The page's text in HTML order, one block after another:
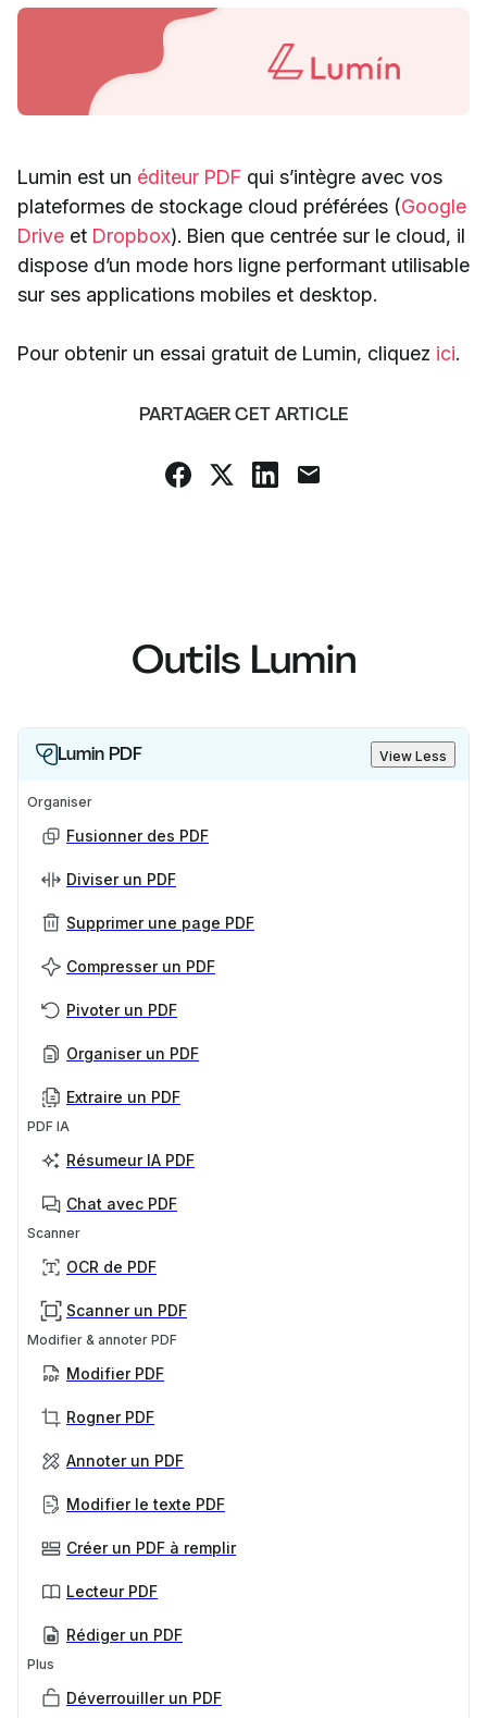
Lumin est un éditeur PDF qui s’intègre avec vos
plateformes de stockage cloud préférées (Google
Drive et Dropbox). Bien que centrée sur le cloud, il
dispose d’un mode hors ligne performant utilisable
sur ses applications mobiles et desktop.
Pour obtenir un essai gratuit de Lumin, cliquez ici.
PARTAGER CET ARTICLE
Outils Lumin
Lumin PDF View Less
Organiser
Fusionner des PDF
Diviser un PDF
Supprimer une page PDF
Compresser un PDF
Pivoter un PDF
Organiser un PDF
Extraire un PDF
PDF IA
Résumeur IA PDF
Chat avec PDF
Scanner
OCR de PDF
Scanner un PDF
Modifier & annoter PDF
Modifier PDF
Rogner PDF
Annoter un PDF
Modifier le texte PDF
Créer un PDF à remplir
Lecteur PDF
Rédiger un PDF
Plus
Déverrouiller un PDF